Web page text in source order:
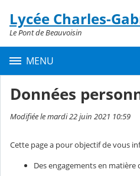
Contenu
Lycée Charles-
Le Pont de Beauvoisin
MENU
Données
Modifiée le mardi 22 juin 2021 10:59
Cette page a pour objectif de vous
Des engagements en